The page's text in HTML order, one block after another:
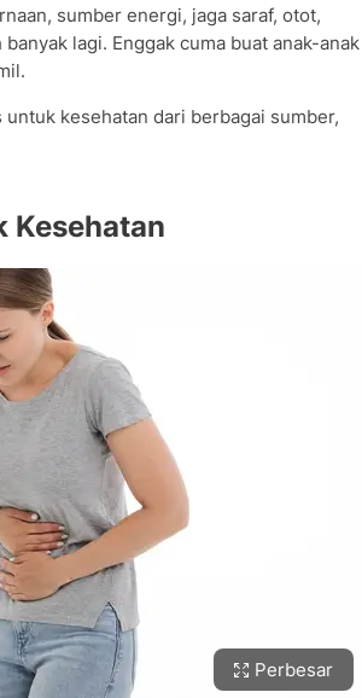
sumber energi, jaga saraf, otot,
lagi. Enggak cuma buat anak-anak
kesehatan dari berbagai sumber,
Kesehatan
Perbesar